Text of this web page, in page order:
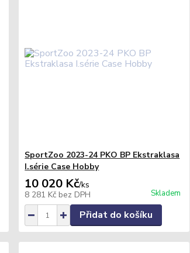
SportZoo 2023-24 PKO BP Ekstraklasa
I.série Case Hobby
10 020 Kč/ks
8 281 Kč bez DPH Skladem
Přidat do košíku